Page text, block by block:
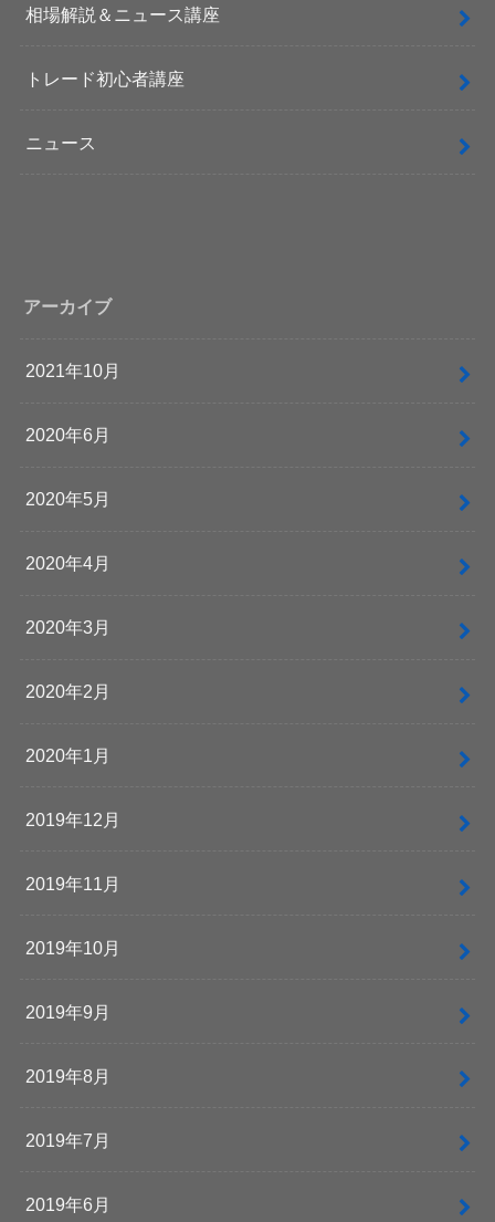
相場解説＆ニュース講座
トレード初心者講座
ニュース
アーカイブ
2021年10月
2020年6月
2020年5月
2020年4月
2020年3月
2020年2月
2020年1月
2019年12月
2019年11月
2019年10月
2019年9月
2019年8月
2019年7月
2019年6月